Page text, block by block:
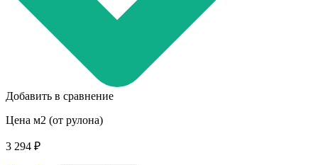
Добавить в сравнение
Цена м2 (от рулона)
3 294 ₽